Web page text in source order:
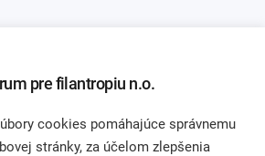
pre filantropiu n.o.
cookies pomáhajúce správnemu
stránky, za účelom zlepšenia